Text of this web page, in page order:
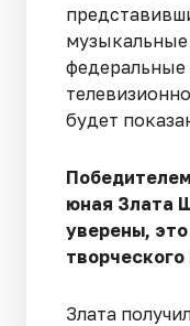
будет
юная Злата
уверены,
Злата